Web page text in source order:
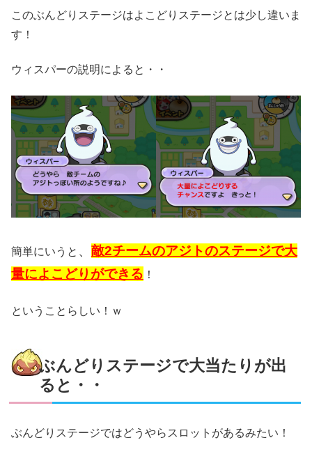
このぶんどりステージはよこどりステージとは少し違いま
す！
ウィスパーの説明によると・・
簡単にいうと 、 敵2チームのアジトのステージで大
量によこどりができる ！
ということらしい！ｗ
ぶんどりステージで大当たりが出
ると・・
ぶんどりステージではどうやらスロットがあるみたい！